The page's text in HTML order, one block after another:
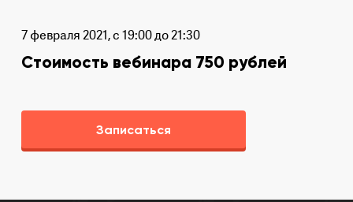
7 февраля 2021, с 19:00 до 21:30
Стоимость вебинара 750 рублей
Записаться